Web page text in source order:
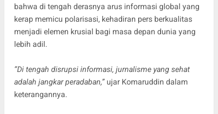
bahwa di tengah derasnya arus informasi global yang
kerap memicu polarisasi, kehadiran pers berkualitas
menjadi elemen krusial bagi masa depan dunia yang
lebih adil.
“Di tengah disrupsi informasi, jurnalisme yang sehat
adalah jangkar peradaban,”ujar Komaruddin dalam
keterangannya.